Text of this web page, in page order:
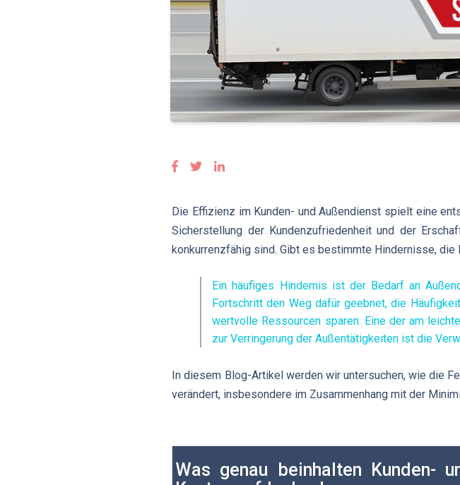
Die Effizienz im Kunden- und Außendienst spielt eine
Sicherstellung der Kundenzufriedenheit und der
konkurrenzfähig sind. Gibt es bestimmte Hindernisse,
Ein häufiges Hindernis ist der Bedarf an
Fortschritt den Weg dafür geebnet, die
wertvolle Ressourcen sparen. Eine der am
zur Verringerung der Außentätigkeiten ist die
In diesem Blog-Artikel werden wir untersuchen, wie die
verändert, insbesondere im Zusammenhang mit der
Was genau beinhalten Kunden-